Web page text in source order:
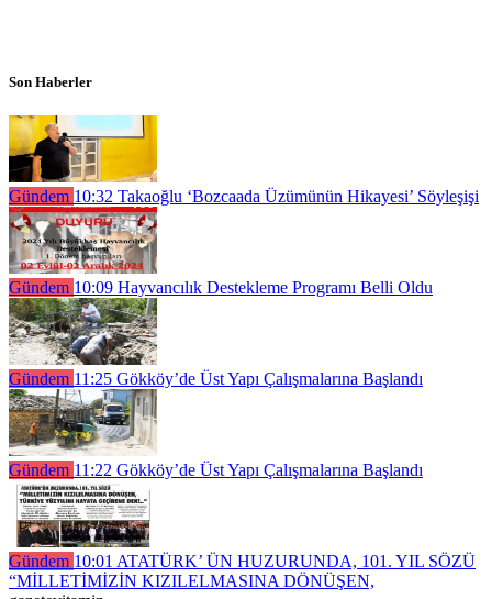
Son Haberler
Gündem 10:32 Takaoğlu ‘Bozcaada Üzümünün Hikayesi’ Söyleşişi
Gündem 10:09 Hayvancılık Destekleme Programı Belli Oldu
Gündem 11:25 Gökköy’de Üst Yapı Çalışmalarına Başlandı
Gündem 11:22 Gökköy’de Üst Yapı Çalışmalarına Başlandı
Gündem 10:01 ATATÜRK’ ÜN HUZURUNDA, 101. YIL SÖZÜ
“MİLLETİMİZİN KIZILELMASINA DÖNÜŞEN,